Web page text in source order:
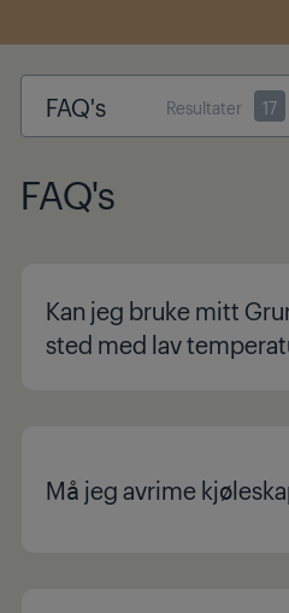
FAQ's Resultater 17
FAQ's
Kan jeg bruke mitt
sted med lav
Må jeg avrime